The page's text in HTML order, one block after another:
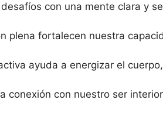
con una mente clara y
plena fortalecen nuestra
ayuda a energizar el
conexión con nuestro ser